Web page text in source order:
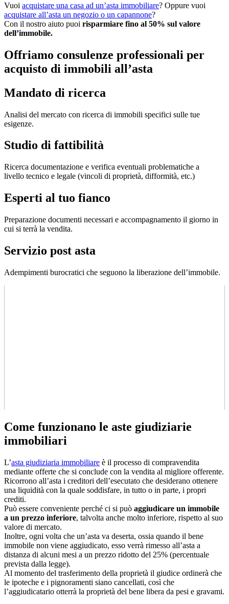
Vuoi acquistare una casa ad un’asta immobiliare? Oppure vuoi
acquistare all’asta un negozio o un capannone?
Con il nostro aiuto puoi risparmiare fino al 50% sul valore
dell’immobile.
Offriamo consulenze professionali per
acquisto di immobili all’asta
Mandato di ricerca
Analisi del mercato con ricerca di immobili specifici sulle tue
esigenze.
Studio di fattibilità
Ricerca documentazione e verifica eventuali problematiche a
livello tecnico e legale (vincoli di proprietà, difformità, etc.)
Esperti al tuo fianco
Preparazione documenti necessari e accompagnamento il giorno in
cui si terrà la vendita.
Servizio post asta
Adempimenti burocratici che seguono la liberazione dell’immobile.
Come funzionano le aste giudiziarie
immobiliari
L’asta giudiziaria immobiliare è il processo di compravendita
mediante offerte che si conclude con la vendita al migliore offerente.
Ricorrono all’asta i creditori dell’esecutato che desiderano ottenere
una liquidità con la quale soddisfare, in tutto o in parte, i propri
crediti.
Può essere conveniente perché ci si può aggiudicare un immobile
a un prezzo inferiore, talvolta anche molto inferiore, rispetto al suo
valore di mercato.
Inoltre, ogni volta che un’asta va deserta, ossia quando il bene
immobile non viene aggiudicato, esso verrà rimesso all’asta a
distanza di alcuni mesi a un prezzo ridotto del 25% (percentuale
prevista dalla legge).
Al momento del trasferimento della proprietà il giudice ordinerà che
le ipoteche e i pignoramenti siano cancellati, così che
l’aggiudicatario otterrà la proprietà del bene libera da pesi e gravami.